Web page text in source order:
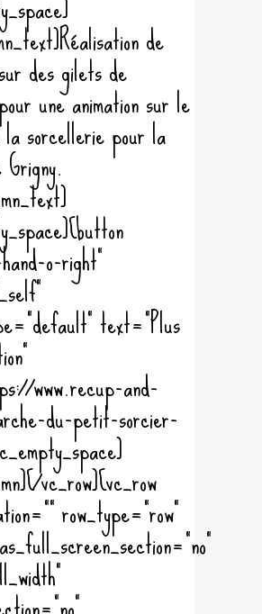
de
des gilets de
une animation sur le
sorcellerie pour la
o-right"
text="Plus
www.recup-and-
du-petit-sorcier-
vc_row][vc_row
row_type="row"